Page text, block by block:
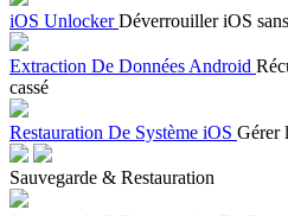
iOS Unlocker Déverrouiller iOS
Extraction De Données Android
cassé
Restauration De Système iOS Gérer
Sauvegarde & Restauration